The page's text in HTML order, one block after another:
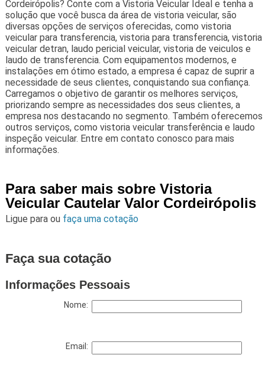
Cordeirópolis? Conte com a Vistoria Veicular Ideal e tenha a
solução que você busca da área de vistoria veicular, são
diversas opções de serviços oferecidas, como vistoria
veicular para transferencia, vistoria para transferencia, vistoria
veicular detran, laudo pericial veicular, vistoria de veiculos e
laudo de transferencia. Com equipamentos modernos, e
instalações em ótimo estado, a empresa é capaz de suprir a
necessidade de seus clientes, conquistando sua confiança.
Carregamos o objetivo de garantir os melhores serviços,
priorizando sempre as necessidades dos seus clientes, a
empresa nos destacando no segmento. Também oferecemos
outros serviços, como vistoria veicular transferência e laudo
inspeção veicular. Entre em contato conosco para mais
informações.
Para saber mais sobre Vistoria
Veicular Cautelar Valor Cordeirópolis
Ligue para ou faça uma cotação
Faça sua cotação
Informações Pessoais
Nome:
Email: